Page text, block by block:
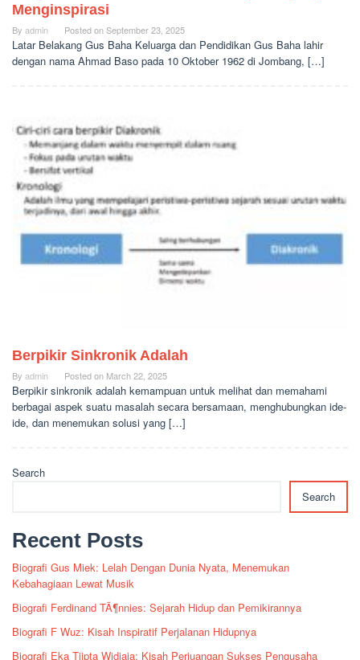
Menginspirasi
By admin Posted onSeptember 23, 2025
Latar Belakang Gus Baha Keluarga dan Pendidikan Gus Baha lahir
dengan nama Ahmad Baso pada 10 Oktober 1962 di Jombang, […]
Berpikir Sinkronik Adalah
By admin Posted on March 22, 2025
Berpikir sinkronik adalah kemampuan untuk melihat dan memahami
berbagai aspek suatu masalah secara bersamaan, menghubungkan ide-
ide, dan menemukan solusi yang […]
Search
Search
Recent Posts
Biografi Gus Miek: Lelah Dengan Dunia Nyata, Menemukan
Kebahagiaan Lewat Musik
Biografi Ferdinand TÃ¶nnies: Sejarah Hidup dan Pemikirannya
Biografi F Wuz: Kisah Inspiratif Perjalanan Hidupnya
Biografi Eka Tjipta Widjaja: Kisah Perjuangan Sukses Pengusaha